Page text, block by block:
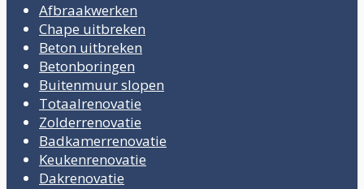
Afbraakwerken
Chape uitbreken
Beton uitbreken
Betonboringen
Buitenmuur slopen
Totaalrenovatie
Zolderrenovatie
Badkamerrenovatie
Keukenrenovatie
Dakrenovatie